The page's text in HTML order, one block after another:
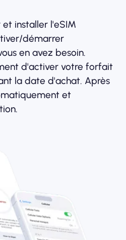
installer l'eSIM
démarrer
en avez besoin.
d'activer votre forfait
la date d'achat. Après
et